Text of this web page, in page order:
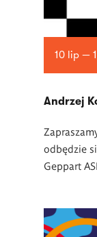
10 lip —
Andrzej
odbędzie
Geppart